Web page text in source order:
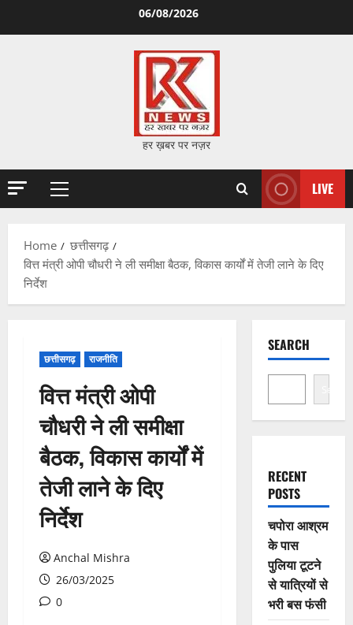
06/08/2026
हर ख़बर पर नज़र
Primary
LIVE
Home
छत्तीसगढ़
वित्त मंत्री ओपी चौधरी ने ली समीक्षा बैठक, विकास कार्यों में तेजी लाने के दिए
निर्देश
छत्तीसगढ़ राजनीति
वित्त मंत्री ओपी
चौधरी ने ली समीक्षा
बैठक, विकास कार्यों में
तेजी लाने के दिए
निर्देश
Anchal Mishra
26/03/2025
0
SEARCH
Search
RECENT
POSTS
चपोरा आश्रम
के पास
पुलिया टूटने
से यात्रियों से
भरी बस फंसी